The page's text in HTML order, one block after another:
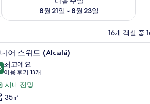
8월 21일 ~ 8월 23일
16개 객실 중
오리/거위털 이불, 셀렉트 컴포트 침대, 미니바
주니어 스위트
6 어 스위트 (Alcalá)
점 만점 중 10점
최고예요
이용 후기 13개
(이
용
후
시내 전망
35㎡